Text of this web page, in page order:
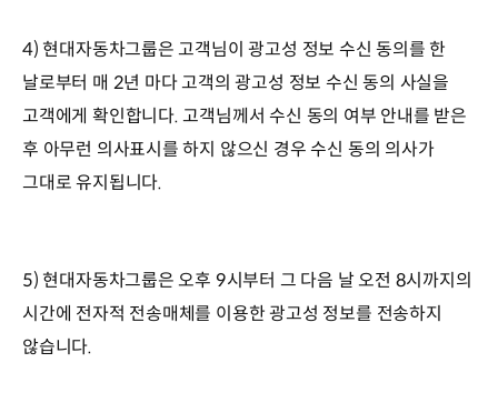
4) 현대자동차그룹은 고객님이 광고성 정보 수신 동의를 한
날로부터 매 2년 마다 고객의 광고성 정보 수신 동의 사실을
고객에게 확인합니다. 고객님께서 수신 동의 여부 안내를 받은
후 아무런 의사표시를 하지 않으신 경우 수신 동의 의사가
그대로 유지됩니다.
5) 현대자동차그룹은 오후 9시부터 그 다음 날 오전 8시까지의
시간에 전자적 전송매체를 이용한 광고성 정보를 전송하지
않습니다.